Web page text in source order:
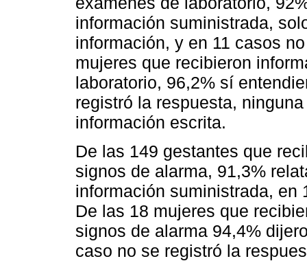
información suministrada,
información, y en 11 casos
mujeres que recibieron
laboratorio, 96,2% sí
registró la respuesta,
información escrita.
De las 149 gestantes que
signos de alarma, 91,3%
información suministrada, en
De las 18 mujeres que
signos de alarma 94,4%
caso no se registró la